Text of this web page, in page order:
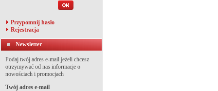
Przypomnij hasło
Rejestracja
Newsletter
Podaj twój adres e-mail jeżeli chcesz
otrzymywać od nas informacje o
nowościach i promocjach
Twój adres e-mail